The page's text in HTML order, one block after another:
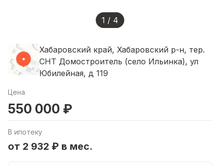
1 / 4
Хабаровский край, Хабаровский р-н, тер.
СНТ Домостроитель (село Ильинка), ул
Юбилейная, д 119
Цена
550 000 ₽
В ипотеку
от 2 932 ₽ в мес.